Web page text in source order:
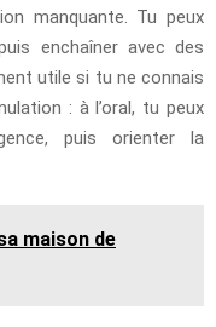
manquante. Tu peux
enchaîner avec des
utile si tu ne connais
: à l’oral, tu peux
puis orienter la
maison de